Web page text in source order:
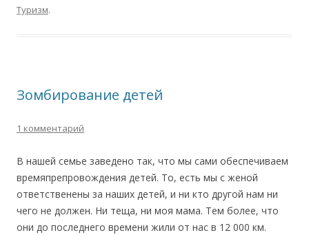
Туризм.
Зомбирование детей
1 комментарий
В нашей семье заведено так, что мы сами обеспечиваем
времяпрепровождения детей. То, есть мы с женой
ответственены за наших детей, и ни кто другой нам ни
чего не должен. Ни теща, ни моя мама. Тем более, что
они до последнего времени жили от нас в 12 000 км.